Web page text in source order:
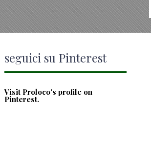
seguici su Pinterest
Visit Proloco's profile on
Pinterest.